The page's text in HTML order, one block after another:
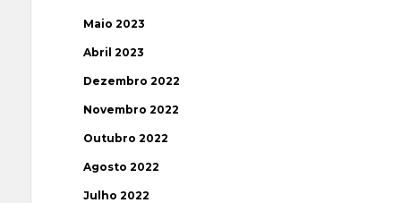
Maio 2023
Abril 2023
Dezembro 2022
Novembro 2022
Outubro 2022
Agosto 2022
Julho 2022